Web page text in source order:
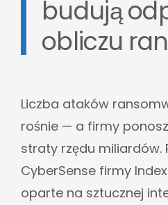
budują
obliczu
Liczba ataków
rośnie — a firmy
straty rzędu miliardów.
CyberSense firmy
oparte na sztucznej